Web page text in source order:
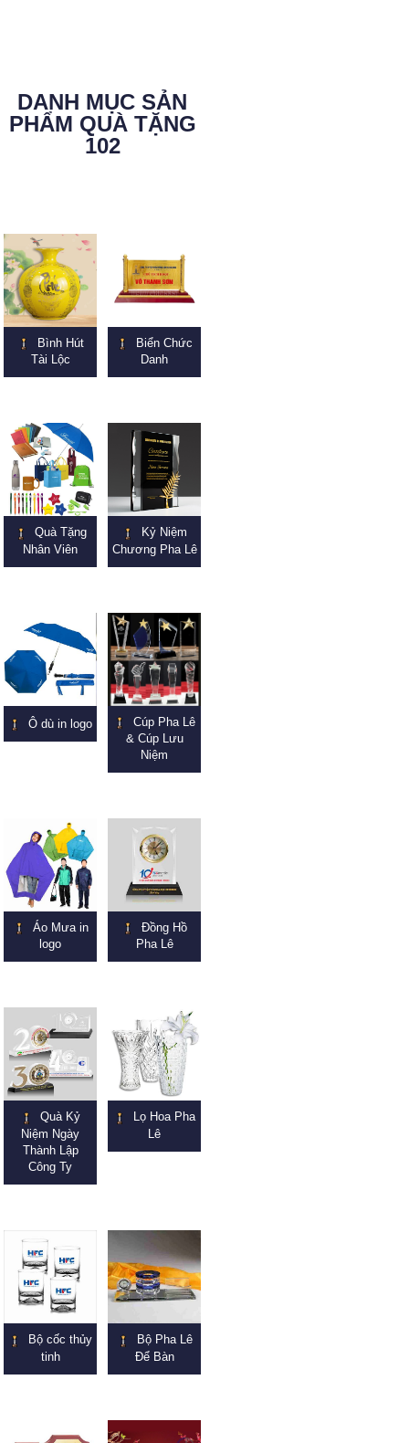
DANH MỤC SẢN
PHẨM QUÀ TẶNG
102
Bình Hút
Tài Lộc
Biển Chức
Danh
Quà Tặng
Nhân Viên
Kỷ Niệm
Chương Pha Lê
Ô dù in logo
Cúp Pha Lê
& Cúp Lưu
Niệm
Áo Mưa in
logo
Đồng Hồ
Pha Lê
Quà Kỷ
Niệm Ngày
Thành Lập
Công Ty
Lọ Hoa Pha
Lê
Bộ cốc thủy
tinh
Bộ Pha Lê
Để Bàn